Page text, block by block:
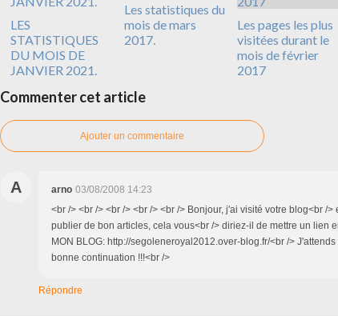
LES
STATISTIQUES
DU MOIS DE
JANVIER 2021.
Les statistiques du
mois de mars
2017.
Les pages les plus
visitées durant le
mois de février
2017
Commenter cet article
Ajouter un commentaire
A arno 03/08/2008 14:23
<br /> <br /> <br /> <br /> <br /> Bonjour, j'ai visité votre blog<br /
publier de bon articles, cela vous<br /> diriez-il de mettre un lien
MON BLOG: http://segoleneroyal2012.over-blog.fr/<br />
bonne continuation !!!<br />
Répondre